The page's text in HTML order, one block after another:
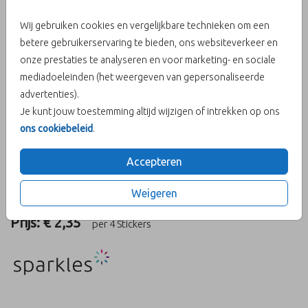
Wij gebruiken cookies en vergelijkbare technieken om een
betere gebruikerservaring te bieden, ons websiteverkeer en
onze prestaties te analyseren en voor marketing- en sociale
mediadoeleinden (het weergeven van gepersonaliseerde
advertenties).
Je kunt jouw toestemming altijd wijzigen of intrekken op ons
ons cookiebeleid.
Accepteren
Weigeren
(4)
Aantal
Ronde, gouden krasstickers (4 stuks). Formaat: ⌀ 5 cm. Plak de
sticker op je kaart, waarna deze open te krassen is met een
Prijs:€ 2,35 per 4 Stickers